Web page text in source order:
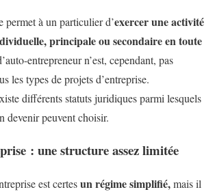
permet à un particulier d’exercer une activité
principale ou secondaire en toute
entrepreneur n’est, cependant, pas
les types de projets d’entreprise.
différents statuts juridiques parmi lesquels
devenir peuvent choisir.
: une structure assez limitée
est certesun régime simplifié,mais il